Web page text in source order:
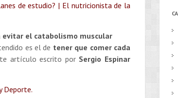
de estudio? | El nutricionista de la
evitar el catabolismo muscular
es el de tener que comer cada
artículo escrito por Sergio Espinar
Deporte.